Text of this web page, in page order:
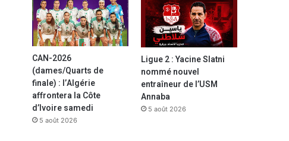
CAN-2026
(dames/Quarts de
finale) : l’Algérie
affrontera la Côte
d’Ivoire samedi
5 août 2026
Ligue 2 : Yacine Slatni
nommé nouvel
entraîneur de l’USM
Annaba
5 août 2026